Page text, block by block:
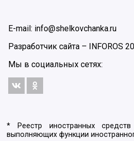
E-mail: info@shelkovchanka.ru
Разработчик сайта –
INFOROS
Мы в социальных сетях:
* Реестр иностранных
выполняющих функции